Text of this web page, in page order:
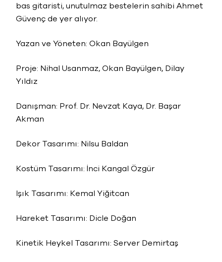
bas gitaristi, unutulmaz bestelerin sahibi Ahmet
Güvenç de yer alıyor.
Yazan ve Yöneten: Okan Bayülgen
Proje: Nihal Usanmaz, Okan Bayülgen, Dilay
Yıldız
Danışman: Prof. Dr. Nevzat Kaya, Dr. Başar
Akman
Dekor Tasarımı: Nilsu Baldan
Kostüm Tasarımı: İnci Kangal Özgür
Işık Tasarımı: Kemal Yiğitcan
Hareket Tasarımı: Dicle Doğan
Kinetik Heykel Tasarımı: Server Demirtaş